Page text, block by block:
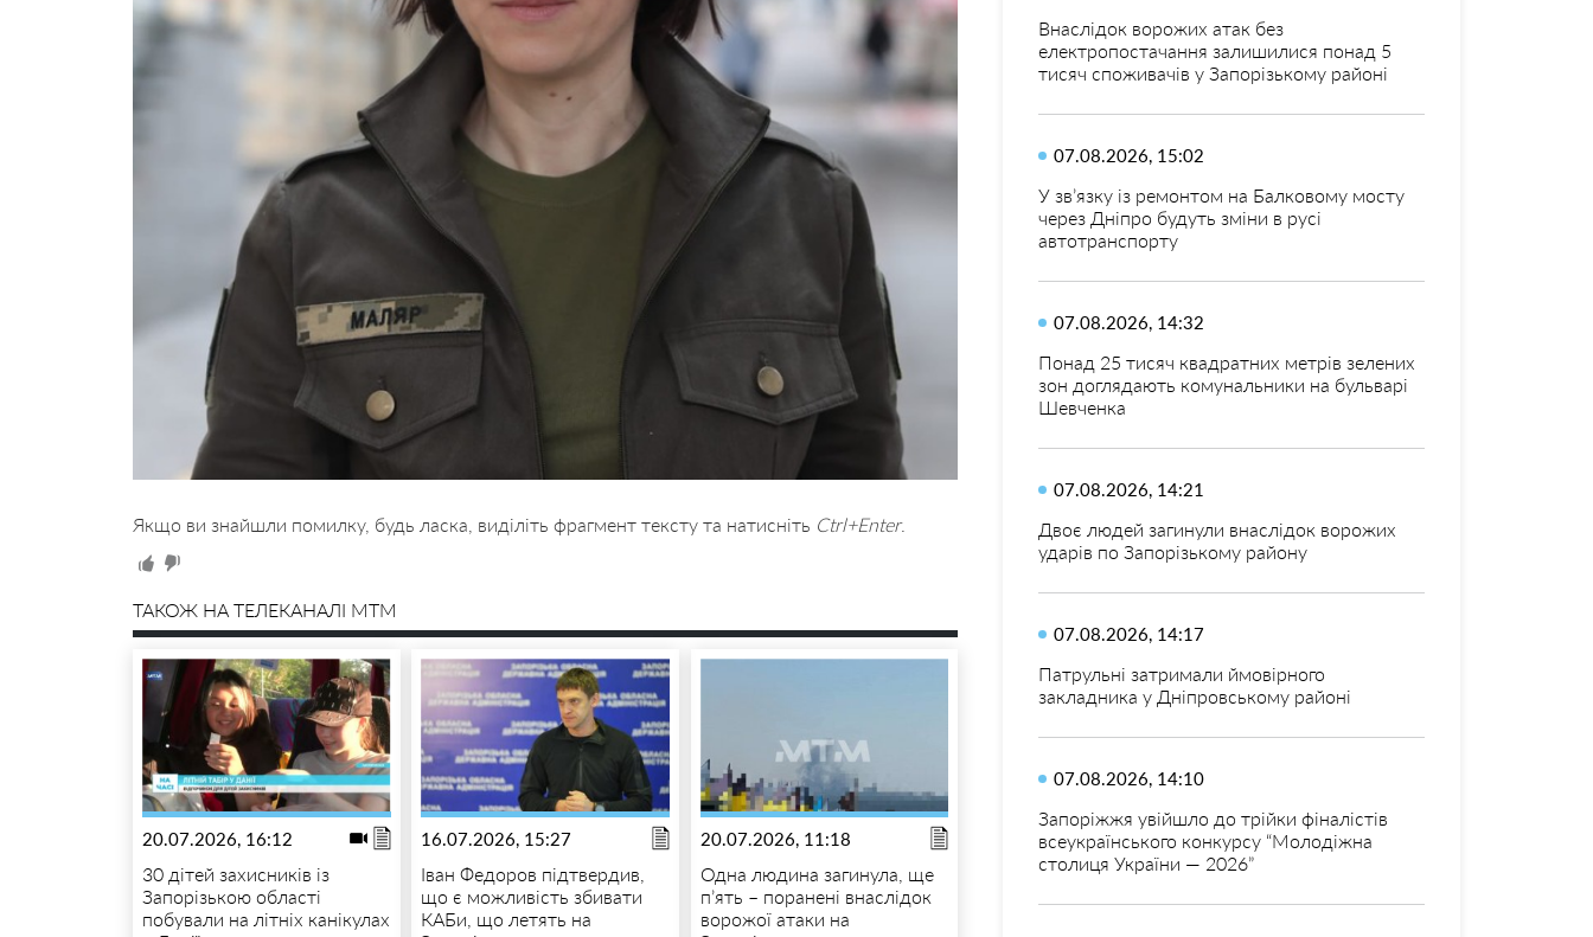
Якщо ви знайшли помилку, будь ласка, виділіть фрагмент тексту та натисніть Ctrl+Enter.
ТАКОЖ НА ТЕЛЕКАНАЛІ MTM
20.07.2026, 16:12
30 дітей захисників із
Запорізькою області
побували на літніх канікулах
16.07.2026, 15:27
Іван Федоров підтвердив,
що є можливість збивати
КАБи, що летять на
20.07.2026, 11:18
Одна людина загинула, ще
п’ять – поранені внаслідок
ворожої атаки на
Внаслідок ворожих атак без
електропостачання залишилися понад 5
тисяч споживачів у Запорізькому районі
07.08.2026, 15:02
У зв’язку із ремонтом на Балковому мосту
через Дніпро будуть зміни в русі
автотранспорту
07.08.2026, 14:32
Понад 25 тисяч квадратних метрів зелених
зон доглядають комунальники на бульварі
Шевченка
07.08.2026, 14:21
Двоє людей загинули внаслідок ворожих
ударів по Запорізькому району
07.08.2026, 14:17
Патрульні затримали ймовірного
закладника у Дніпровському районі
07.08.2026, 14:10
Запоріжжя увійшло до трійки фіналістів
всеукраїнського конкурсу “Молодіжна
столиця України — 2026”